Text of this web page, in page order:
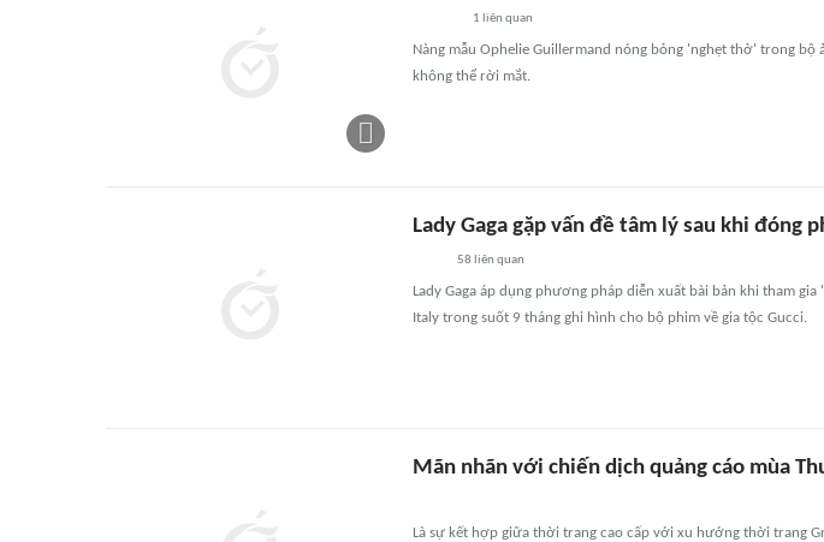
1 liên quan
Nàng mẫu Ophelie Guillermand nóng bỏng 'nghẹt thở' trong
không thể rời mắt.
Lady Gaga gặp vấn đề tâm lý sau khi đóng
58 liên quan
Lady Gaga áp dụng phương pháp diễn xuất bài bản khi tham
Italy trong suốt 9 tháng ghi hình cho bộ phim về gia tộc Gucci.
Mãn nhãn với chiến dịch quảng cáo mùa
Là sự kết hợp giữa thời trang cao cấp với xu hướng thời trang